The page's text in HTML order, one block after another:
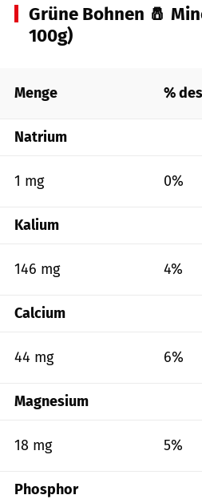
Grüne Bohnen 🧂
100g)
Menge %
Natrium
1 mg 0%
Kalium
146 mg 4%
Calcium
44 mg 6%
Magnesium
18 mg 5%
Phosphor